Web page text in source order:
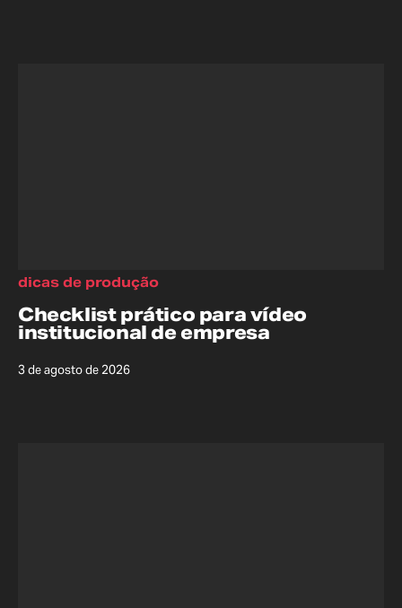
Checklist prático para vídeo
institucional de empresa
3 de agosto de 2026
dicas de produção